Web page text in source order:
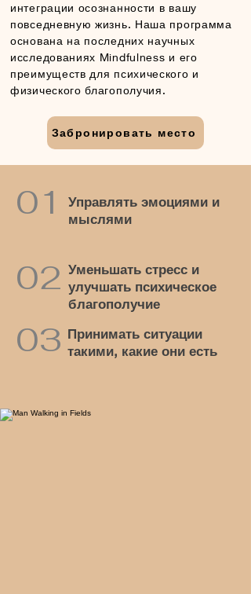
интеграции осознанности в вашу
повседневную жизнь. Наша программа
основана на последних научных
исследованиях Mindfulness и его
преимуществ для психического и
физического благополучия.
Забронировать место
На этом курсе вы научитесь
01
Управлять эмоциями и
мыслями
02 Уменьшать стресс и
улучшать психическое
благополучие
03 Принимать ситуации
такими, какие они есть